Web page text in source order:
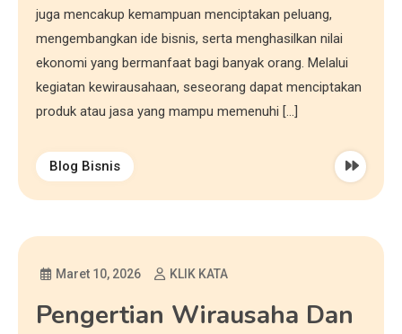
juga mencakup kemampuan menciptakan peluang,
mengembangkan ide bisnis, serta menghasilkan nilai
ekonomi yang bermanfaat bagi banyak orang. Melalui
kegiatan kewirausahaan, seseorang dapat menciptakan
produk atau jasa yang mampu memenuhi […]
Blog Bisnis
Maret 10, 2026 KLIK KATA
Pengertian Wirausaha Dan